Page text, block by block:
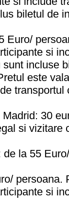
biletul de
Euro/
si
incluse
este
transportul
30
si vizitare
la 55
persoana.
si